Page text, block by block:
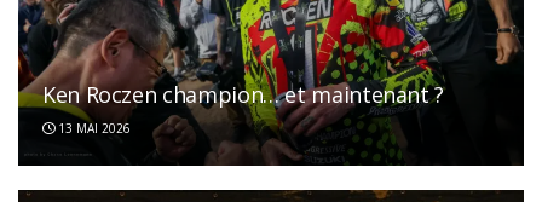
Ken Roczen champion… et maintenant ?
13 MAI 2026